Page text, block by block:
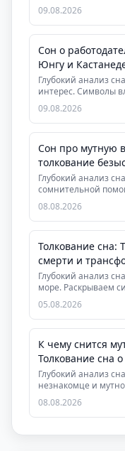
09.08.2026
Сон о
Юнгу и
Глубокий анализ
интерес. Символы
Практическ...
09.08.2026
Сон про мутную
толкование
Глубокий анализ
сомнительной
символ...
08.08.2026
Толкование
смерти и
Глубокий анализ
море. Раскрываем
05.08.2026
К чему снится
Толкование сна
Глубокий анализ
незнакомце и
08.08.2026